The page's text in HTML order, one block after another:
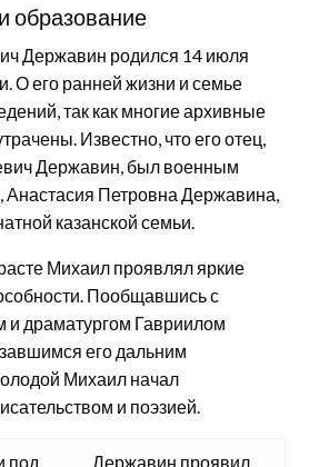
образование
Державин родился 14 июля
О его ранней жизни и семье
так как многие архивные
Известно, что его отец,
Державин, был военным
Анастасия Петровна Державина,
казанской семьи.
Михаил проявлял яркие
Пообщавшись с
и драматургом Гавриилом
его дальним
Михаил начал
и поэзией.
под
Державин проявил